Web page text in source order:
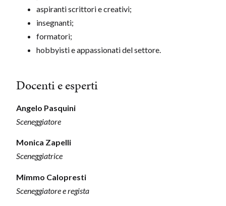
aspiranti scrittori e creativi;
insegnanti;
formatori;
hobbyisti e appassionati del settore.
Docenti e esperti
Angelo Pasquini
Sceneggiatore
Monica Zapelli
Sceneggiatrice
Mimmo Calopresti
Sceneggiatore e regista